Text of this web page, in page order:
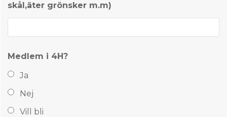
skål,äter grönsker m.m)
Medlem i 4H?
Ja
Nej
Vill bli